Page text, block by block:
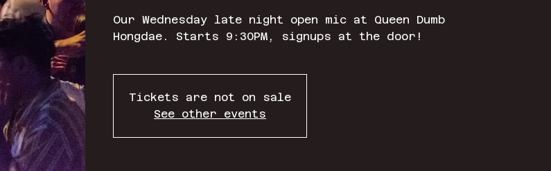
Our Wednesday late night open mic at Queen Dumb
Hongdae. Starts 9:30PM, signups at the door!
Tickets are not on sale
See other events